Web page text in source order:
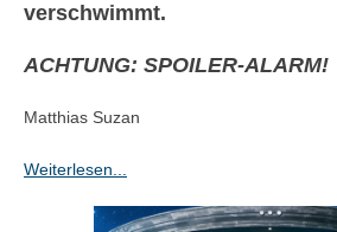
verschwimmt.
ACHTUNG: SPOILER-ALARM!
Matthias Suzan
Weiterlesen...